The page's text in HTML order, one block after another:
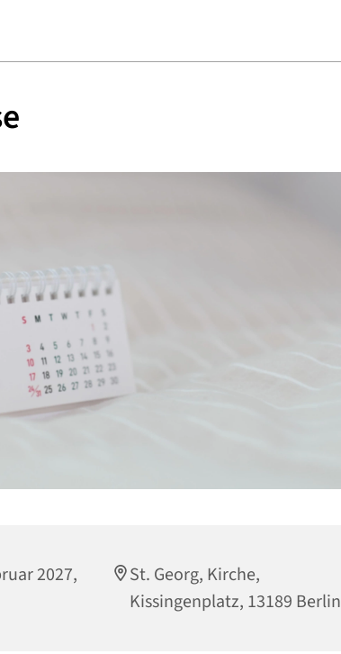
2027,
St. Georg, Kirche,
Kissingenplatz, 13189 Berlin